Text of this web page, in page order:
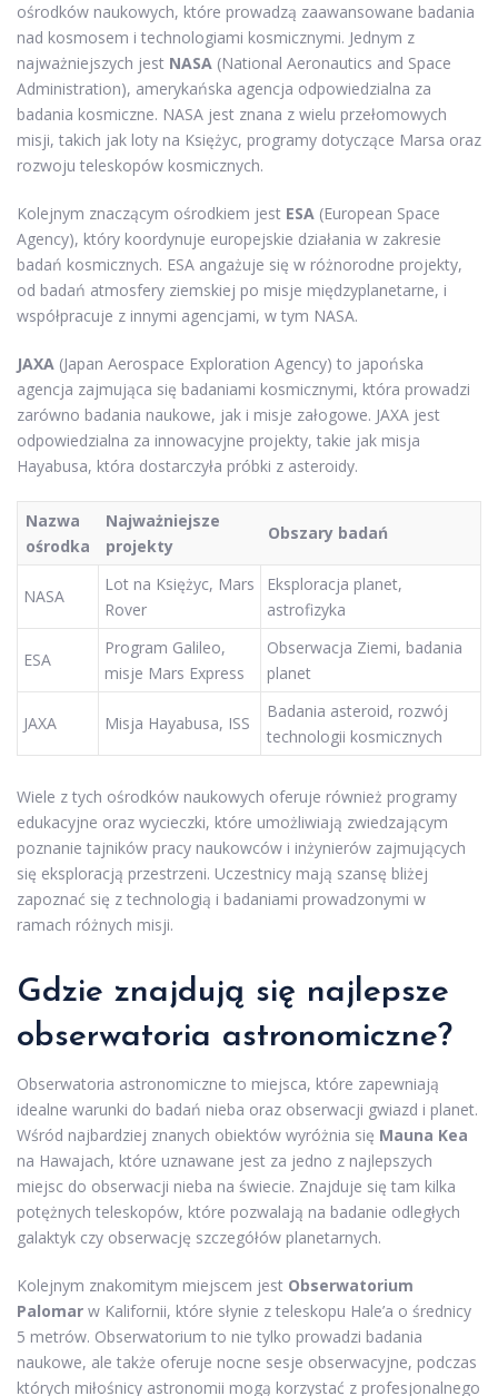
ośrodków naukowych, które prowadzą zaawansowane badania
nad kosmosem i technologiami kosmicznymi. Jednym z
najważniejszych jest NASA (National Aeronautics and Space
Administration), amerykańska agencja odpowiedzialna za
badania kosmiczne. NASA jest znana z wielu przełomowych
misji, takich jak loty na Księżyc, programy dotyczące Marsa oraz
rozwoju teleskopów kosmicznych.
Kolejnym znaczącym ośrodkiem jest ESA (European Space
Agency), który koordynuje europejskie działania w zakresie
badań kosmicznych. ESA angażuje się w różnorodne projekty,
od badań atmosfery ziemskiej po misje międzyplanetarne, i
współpracuje z innymi agencjami, w tym NASA.
JAXA (Japan Aerospace Exploration Agency) to japońska
agencja zajmująca się badaniami kosmicznymi, która prowadzi
zarówno badania naukowe, jak i misje załogowe. JAXA jest
odpowiedzialna za innowacyjne projekty, takie jak misja
Hayabusa, która dostarczyła próbki z asteroidy.
Nazwa
ośrodka
Najważniejsze
projekty
Obszary badań
NASA
Lot na Księżyc, Mars
Rover
Eksploracja planet,
astrofizyka
ESA
Program Galileo,
misje Mars Express
Obserwacja Ziemi, badania
planet
JAXA Misja Hayabusa, ISS
Badania asteroid, rozwój
technologii kosmicznych
Wiele z tych ośrodków naukowych oferuje również programy
edukacyjne oraz wycieczki, które umożliwiają zwiedzającym
poznanie tajników pracy naukowców i inżynierów zajmujących
się eksploracją przestrzeni. Uczestnicy mają szansę bliżej
zapoznać się z technologią i badaniami prowadzonymi w
ramach różnych misji.
Gdzie znajdują się najlepsze
obserwatoria astronomiczne?
Obserwatoria astronomiczne to miejsca, które zapewniają
idealne warunki do badań nieba oraz obserwacji gwiazd i planet.
Wśród najbardziej znanych obiektów wyróżnia się Mauna Kea
na Hawajach, które uznawane jest za jedno z najlepszych
miejsc do obserwacji nieba na świecie. Znajduje się tam kilka
potężnych teleskopów, które pozwalają na badanie odległych
galaktyk czy obserwację szczegółów planetarnych.
Kolejnym znakomitym miejscem jest Obserwatorium
Palomar w Kalifornii, które słynie z teleskopu Hale’a o średnicy
5 metrów. Obserwatorium to nie tylko prowadzi badania
naukowe, ale także oferuje nocne sesje obserwacyjne, podczas
których miłośnicy astronomii mogą korzystać z profesjonalnego